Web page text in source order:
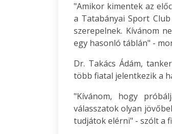
"Amikor kimentek az
a Tatabányai Sport
szerepelnek. Kívánom
egy hasonló táblán" -
Dr. Takács Ádám,
több fiatal jelentkezik a
"Kívánom, hogy
válasszatok olyan
tudjátok elérni" - szólt a